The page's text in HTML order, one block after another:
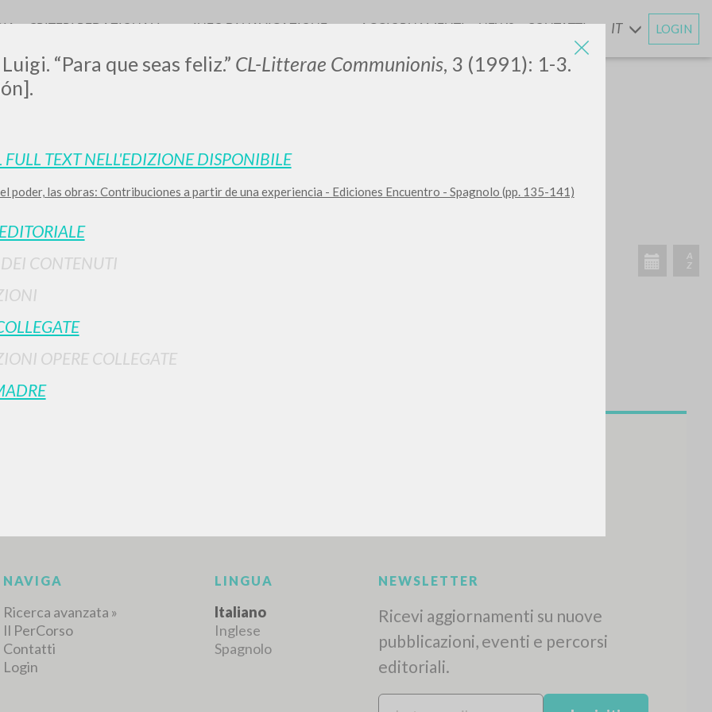
“Para que seas feliz.” CL-Litterae Communionis, 3 (1991): 1-3.
FULL TEXT NELL'EDIZIONE DISPONIBILE
poder, las obras: Contribuciones a partir de una experiencia - Ediciones Encuentro - Spagnolo (pp. 135-141)
CONTENUTI
OPERE COLLEGATE
CRITERI REDAZIONALI INFO DI NAVIGAZIONE AGGIORNAMENTIENEWS CONTATTI IT LOGIN
risultati ancora più precisi? Utilizza laRICERCA AVANZATA »
0
Visualizza dettagli per tipologia
LINGUA
NAVIGA LINGUA NEWSLETTER
Ricevi aggiornamenti su nuove